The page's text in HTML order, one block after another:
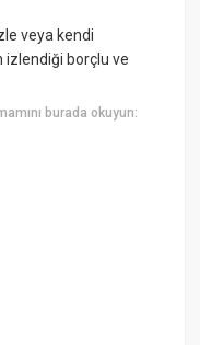
veya kendi
izlendiği borçlu ve
burada okuyun: